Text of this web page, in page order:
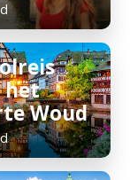
het
Woud